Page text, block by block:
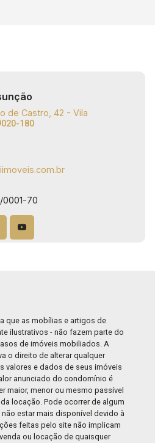
de Castro, 42 - Vila
180
0001-70
que as mobílias e artigos de
ilustrativos - não fazem parte do
de imóveis mobiliados. A
o direito de alterar qualquer
valores e dados de seus imóveis
anunciado do condomínio é
maior, menor ou mesmo passível
locação. Pode ocorrer de algum
estar mais disponível devido à
feitas pelo site não implicam
ou locação de quaisquer